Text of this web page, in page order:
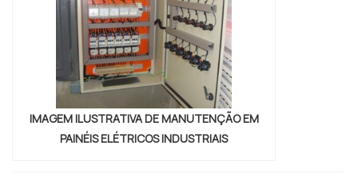
IMAGEM ILUSTRATIVA DE MANUTENÇÃO EM
PAINÉIS ELÉTRICOS INDUSTRIAIS